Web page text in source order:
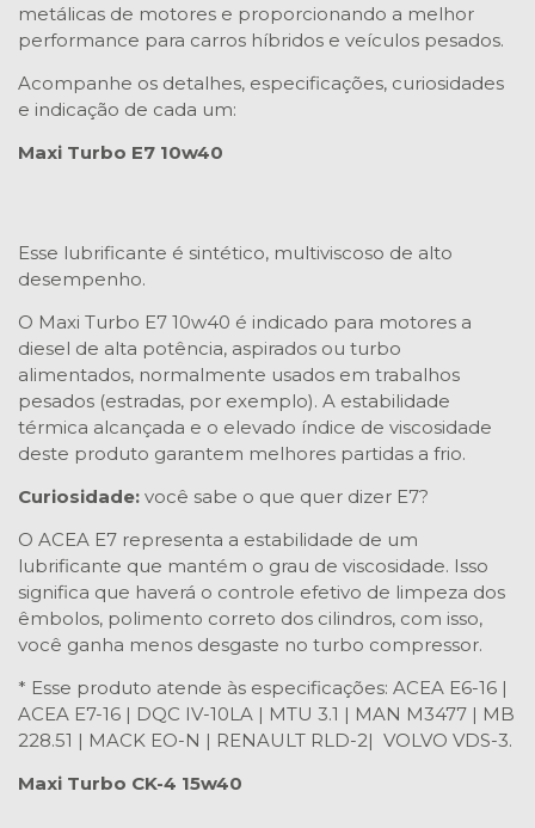
metálicas de motores e proporcionando a melhor
performance para carros híbridos e veículos pesados.
Acompanhe os detalhes, especificações, curiosidades
e indicação de cada um:
Maxi Turbo E7 10w40
Esse lubrificante é sintético, multiviscoso de alto
desempenho.
O Maxi Turbo E7 10w40 é indicado para motores a
diesel de alta potência, aspirados ou turbo
alimentados, normalmente usados em trabalhos
pesados (estradas, por exemplo). A estabilidade
térmica alcançada e o elevado índice de viscosidade
deste produto garantem melhores partidas a frio.
Curiosidade: você sabe o que quer dizer E7?
O ACEA E7 representa a estabilidade de um
lubrificante que mantém o grau de viscosidade. Isso
significa que haverá o controle efetivo de limpeza dos
êmbolos, polimento correto dos cilindros, com isso,
você ganha menos desgaste no turbo compressor.
* Esse produto atende às especificações: ACEA E6-16 |
ACEA E7-16 | DQC IV-10LA | MTU 3.1 | MAN M3477 | MB
228.51 | MACK EO-N | RENAULT RLD-2| VOLVO VDS-3.
Maxi Turbo CK-4 15w40